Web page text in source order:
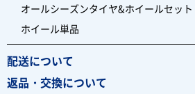
オールシーズンタイヤ&ホイールセット
ホイール単品
配送について
返品・交換について